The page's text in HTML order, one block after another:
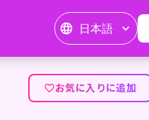
日本語
お気に入りに追加